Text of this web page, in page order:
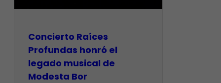
​Concierto Raíces
Profundas honró el
legado musical de
Modesta Bor